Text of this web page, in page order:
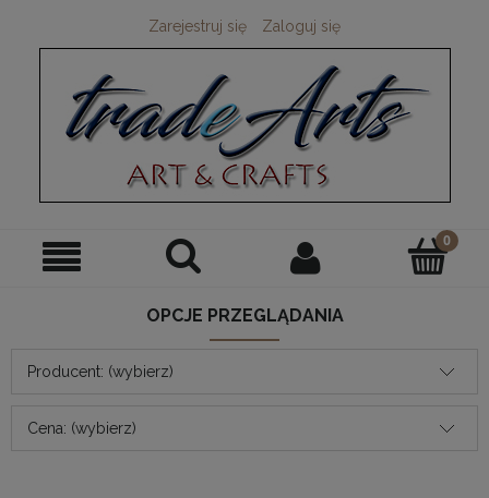
Zarejestruj się Zaloguj się
OPCJE PRZEGLĄDANIA
Producent: (wybierz)
Cena: (wybierz)